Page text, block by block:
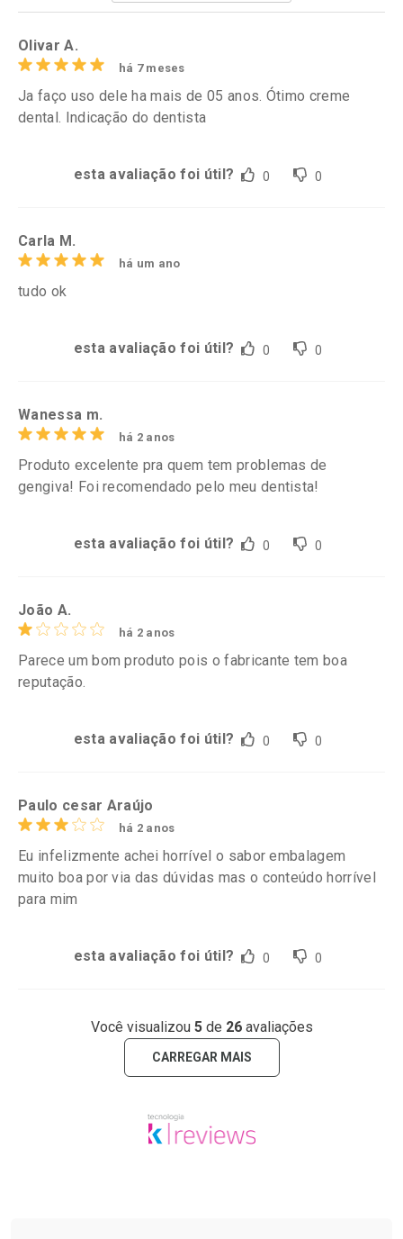
Por R$ 37,25/cada Por R$ 49,27/cada
Olivar A.
há 7 meses
Ja faço uso dele ha mais de 05 anos. Ótimo creme
dental. Indicação do dentista
esta avaliação foi útil? 0 0
Carla M.
há um ano
tudo ok
esta avaliação foi útil? 0 0
Wanessa m.
há 2 anos
Produto excelente pra quem tem problemas de
gengiva! Foi recomendado pelo meu dentista!
esta avaliação foi útil? 0 0
João A.
há 2 anos
Parece um bom produto pois o fabricante tem boa
reputação.
esta avaliação foi útil? 0 0
Paulo cesar Araújo
há 2 anos
Eu infelizmente achei horrível o sabor embalagem
muito boa por via das dúvidas mas o conteúdo horrível
para mim
esta avaliação foi útil? 0 0
Você visualizou 5de 26avaliações
CARREGAR MAIS